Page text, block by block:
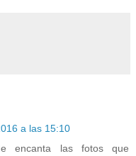
a las 15:10
encanta las fotos que